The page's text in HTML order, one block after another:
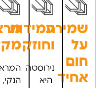
שמירה
על
חום
אחיד
עמידות
וחוזק
נירוסטה
היא
הנקי,